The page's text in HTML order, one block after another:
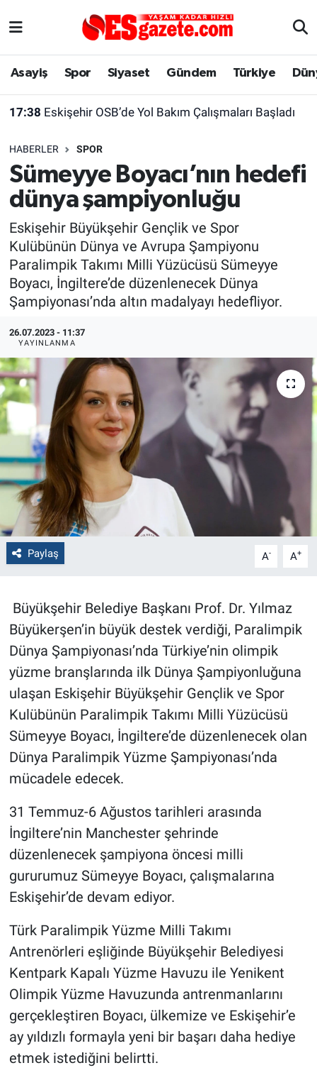
Asayiş Spor Siyaset Gündem Türkiye
17:38 Eskişehir OSB’de Yol Bakım Çalışmaları Başladı
HABERLER SPOR
Sümeyye Boyacı’nın hedefi
dünya şampiyonluğu
Eskişehir Büyükşehir Gençlik ve Spor
Kulübünün Dünya ve Avrupa Şampiyonu
Paralimpik Takımı Milli Yüzücüsü Sümeyye
Boyacı, İngiltere’de düzenlenecek Dünya
Şampiyonası’nda altın madalyayı hedefliyor.
26.07.2023 - 11:37
YAYINLANMA
Paylaş A- A+
Büyükşehir Belediye Başkanı Prof. Dr. Yılmaz
Büyükerşen’in büyük destek verdiği, Paralimpik
Dünya Şampiyonası’nda Türkiye’nin olimpik
yüzme branşlarında ilk Dünya Şampiyonluğuna
ulaşan Eskişehir Büyükşehir Gençlik ve Spor
Kulübünün Paralimpik Takımı Milli Yüzücüsü
Sümeyye Boyacı, İngiltere’de düzenlenecek olan
Dünya Paralimpik Yüzme Şampiyonası’nda
mücadele edecek.
31 Temmuz-6 Ağustos tarihleri arasında
İngiltere’nin Manchester şehrinde
düzenlenecek şampiyona öncesi milli
gururumuz Sümeyye Boyacı, çalışmalarına
Eskişehir’de devam ediyor.
Türk Paralimpik Yüzme Milli Takımı
Antrenörleri eşliğinde Büyükşehir Belediyesi
Kentpark Kapalı Yüzme Havuzu ile Yenikent
Olimpik Yüzme Havuzunda antrenmanlarını
gerçekleştiren Boyacı, ülkemize ve Eskişehir’e
ay yıldızlı formayla yeni bir başarı daha hediye
etmek istediğini belirtti.
Asayiş
Türkiye
Dünya
Sağlık
Alış-Veriş/İş dünyası
Yaşam
Eskişehirspor Arşivi
Eskişehir Arşivi
Röportaj
Ekonomi
Kültür Sanat
Politika
Bilecik
Kütahya
Gezi
Genel
Çevre
Yerel
Bilim ve Teknoloji
Eskişehir Nöbetçi Eczaneler
Süper Lig Puan Durumu ve Fikstür
Tüm Manşetler
Son Dakika Haberleri
Haber Arşivi